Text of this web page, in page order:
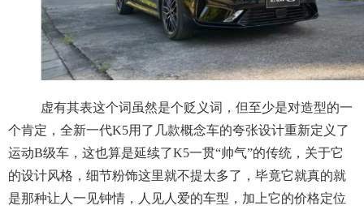
虚有其表这个词虽然是个贬义词，但至少是对造型的一
个肯定，全新一代K5用了几款概念车的夸张设计重新定义了
运动B级车，这也算是延续了K5一贯“帅气”的传统，关于它
的设计风格，细节粉饰这里就不提太多了，毕竟它就真的就
是那种让人一见钟情，人见人爱的车型，加上它的价格定位